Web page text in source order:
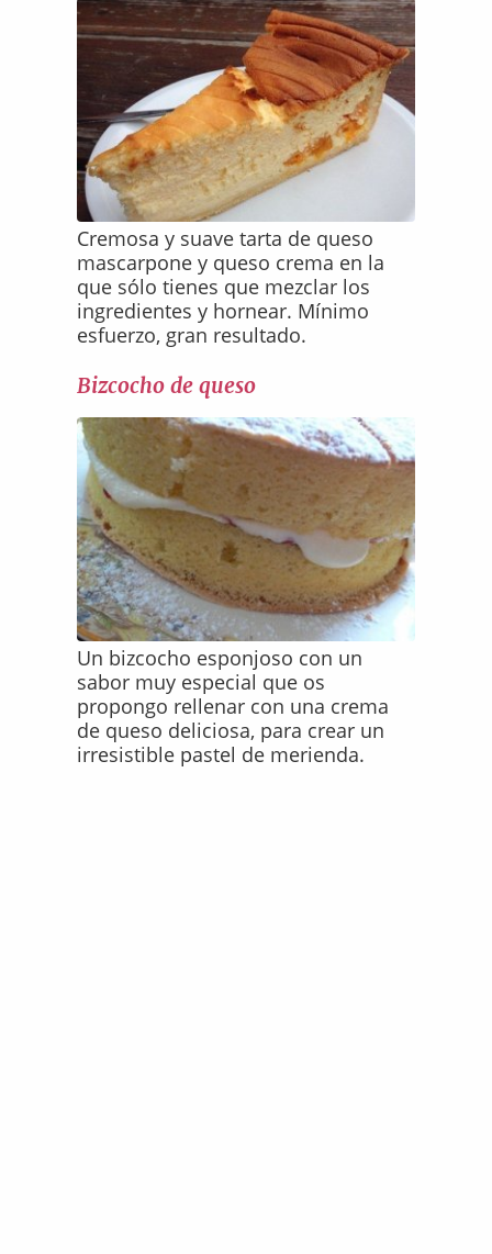
Cremosa y suave tarta de queso
mascarpone y queso crema en la
que sólo tienes que mezclar los
ingredientes y hornear. Mínimo
esfuerzo, gran resultado.
Bizcocho de queso
Un bizcocho esponjoso con un
sabor muy especial que os
propongo rellenar con una crema
de queso deliciosa, para crear un
irresistible pastel de merienda.